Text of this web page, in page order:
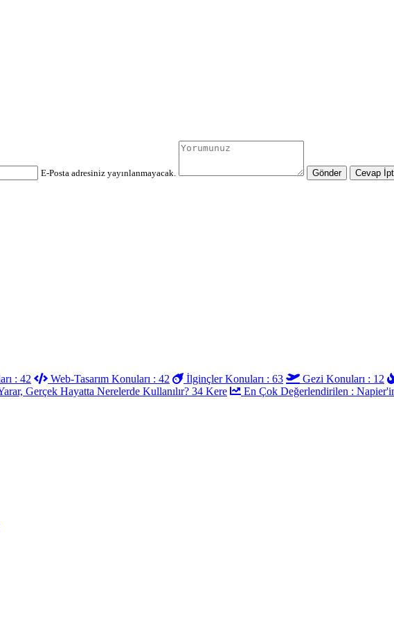
E-Posta adresiniz yayınlanmayacak. Gönder Cevap
: 42 Web-Tasarım Konuları : 42 İlginçler Konuları : 63
Gezi Konuları : 12
Gerçek Hayatta Nerelerde Kullanılır? 34 Kere
En Çok Değerlendirilen :